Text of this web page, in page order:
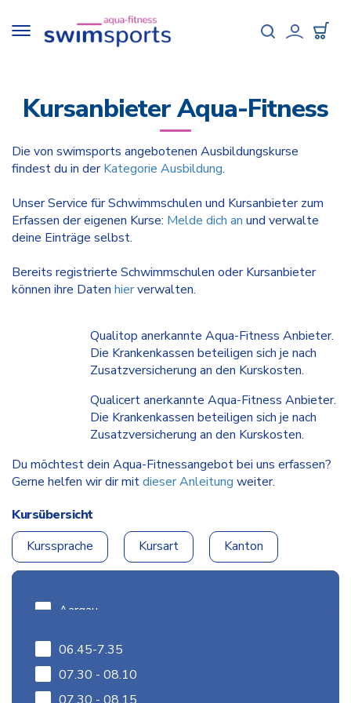
zum
menu
Toggle
Kursanbieter Aqua-Fitness
Die von swimsports angebotenen Ausbildungskurse
findest du in derKategorie Ausbildung.
Unser Service für Schwimmschulen und Kursanbieter zum
Erfassen der eigenen Kurse: Melde dich an und verwalte
deine Einträge selbst.
Bereits registrierte Schwimmschulen oder Kursanbieter
können ihre Daten hierverwalten.
Qualitop anerkannte Aqua-Fitness Anbieter.
Die Krankenkassen beteiligen sich je nach
Zusatzversicherung an den Kurskosten.
Qualicert anerkannte Aqua-Fitness Anbieter.
Die Krankenkassen beteiligen sich je nach
Zusatzversicherung an den Kurskosten.
Du möchtest dein Aqua-Fitnessangebot bei uns erfassen?
Gerne helfen wir dir mitdieser Anleitung weiter.
Kursübersicht
Kurssprache
Deutsch
Kursart
Aqua-Fitness
Kanton
Aargau
Montag
Dienstag
06.45-7.35
07.30 - 08.10
Neuchâtel, Centre sportif du Mail
Aqua-Fitness